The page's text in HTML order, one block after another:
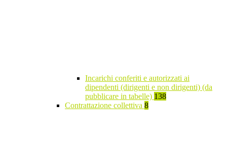
Incarichi conferiti e autorizzati ai
dipendenti (dirigenti e non dirigenti) (da
pubblicare in tabelle) 138
Contrattazione collettiva 8